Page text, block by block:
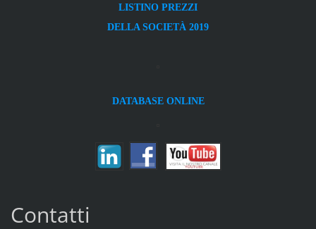
LISTINO PREZZI
DELLA SOCIETÀ 2019
DATABASE ONLINE
Contatti